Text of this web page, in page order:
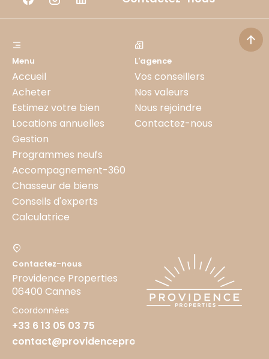
Menu
Accueil
Acheter
Estimez votre bien
Locations annuelles
Gestion
Programmes neufs
Accompagnement-360
Chasseur de biens
Conseils d'experts
Calculatrice
L'agence
Vos conseillers
Nos valeurs
Nous rejoindre
Contactez-nous
Contactez-nous
Providence Properties
06400 Cannes
Coordonnées
+33 6 13 05 03 75
contact@providenceproperties.fr